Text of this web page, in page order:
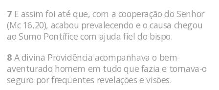
7 E as­sim foi até que, com a cooperação do Senhor
(Mc 16,20), acabou prevalecendo e o causa chegou
ao Sumo Pontífice com ajuda fiel do bispo.
8 A divina Providência acompanhava o bem-
aventurado homem em tudo que fazia e tornava-o
seguro por freqüentes revela­ções e visões.